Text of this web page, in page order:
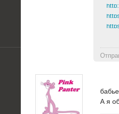
А я